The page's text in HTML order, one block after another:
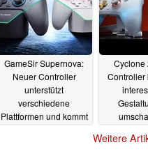
GameSir Supernova:
Neuer Controller
unterstützt
verschiedene
Plattformen und kommt
Cyclone
Controller
Weitere